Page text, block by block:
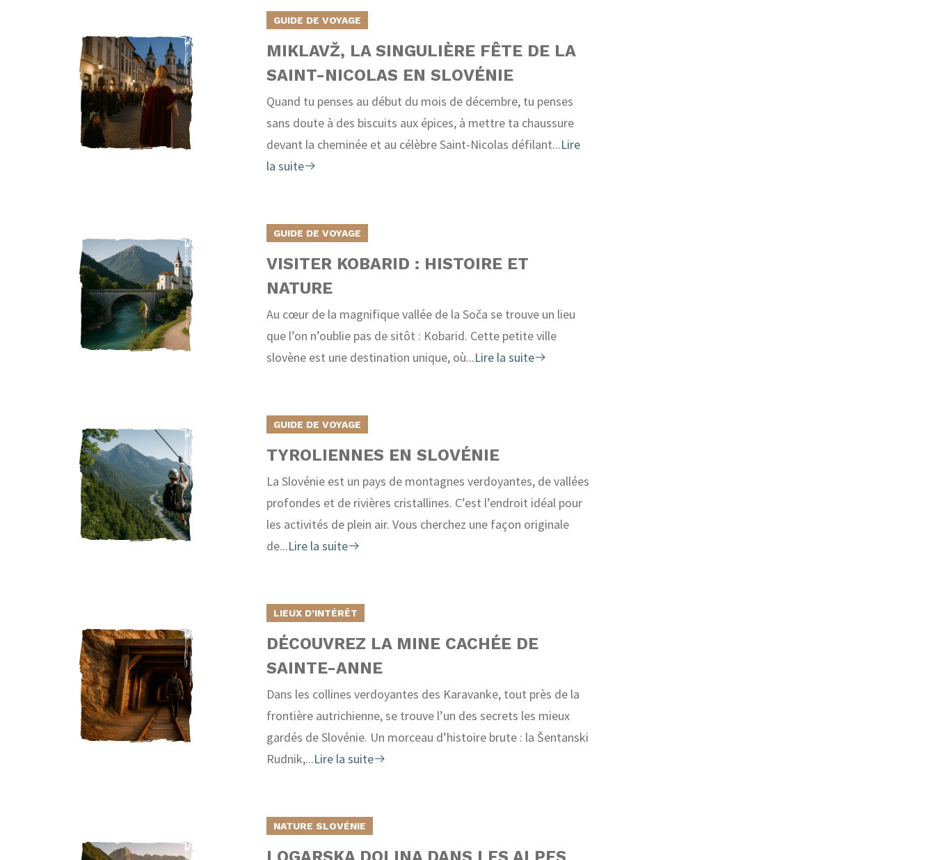
GUIDE DE VOYAGE
MIKLAVŽ, LA SINGULIÈRE FÊTE DE LA
SAINT-NICOLAS EN SLOVÉNIE
Quand tu penses au début du mois de décembre, tu penses
sans doute à des biscuits aux épices, à mettre ta chaussure
devant la cheminée et au célèbre Saint-Nicolas défilant...Lire
la suite
GUIDE DE VOYAGE
VISITER KOBARID : HISTOIRE ET
NATURE
Au cœur de la magnifique vallée de la Soča se trouve un lieu
que l’on n’oublie pas de sitôt : Kobarid. Cette petite ville
slovène est une destination unique, où...Lire la suite
GUIDE DE VOYAGE
TYROLIENNES EN SLOVÉNIE
La Slovénie est un pays de montagnes verdoyantes, de vallées
profondes et de rivières cristallines. C’est l’endroit idéal pour
les activités de plein air. Vous cherchez une façon originale
de...Lire la suite
LIEUX D’INTÉRÊT
DÉCOUVREZ LA MINE CACHÉE DE
SAINTE-ANNE
Dans les collines verdoyantes des Karavanke, tout près de la
frontière autrichienne, se trouve l’un des secrets les mieux
gardés de Slovénie. Un morceau d’histoire brute : la Šentanski
Rudnik,...Lire la suite
NATURE SLOVÉNIE